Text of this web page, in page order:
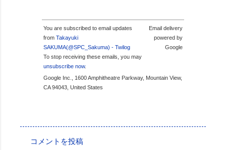
You are subscribed to email updates
from Takayuki
SAKUMA(@SPC_Sakuma) - Twilog
To stop receiving these emails, you may
unsubscribe now.
Email delivery
powered by
Google
Google Inc., 1600 Amphitheatre Parkway, Mountain View,
CA 94043, United States
コメントを投稿